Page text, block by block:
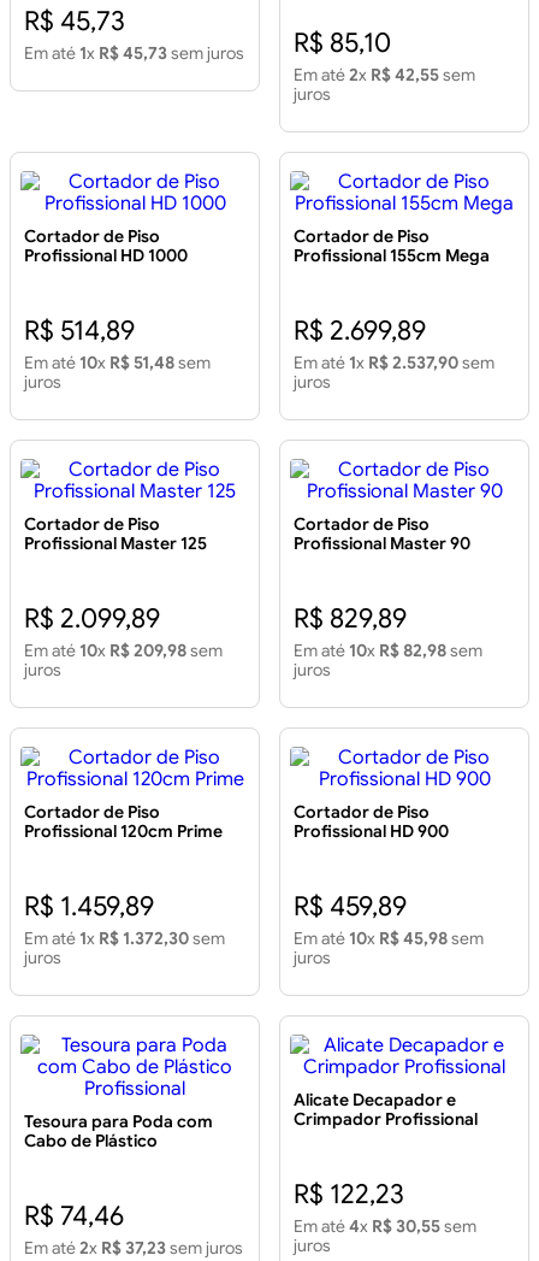
R$ 45,73
Em até 1x R$ 45,73sem juros R$ 85,10
Em até2x R$ 42,55sem
juros
Cortador de Piso
Profissional HD 1000
R$ 514,89
Em até 10x R$ 51,48sem
juros
Cortador de Piso
Profissional 155cm Mega
R$ 2.699,89
Em até 1x R$ 2.537,90sem
juros
Cortador de Piso
Profissional Master 125
R$ 2.099,89
Em até 10x R$ 209,98sem
juros
Cortador de Piso
Profissional Master 90
R$ 829,89
Em até 10x R$ 82,98sem
juros
Cortador de Piso
Profissional 120cm Prime
R$ 1.459,89
Em até 1x R$ 1.372,30sem
juros
Cortador de Piso
Profissional HD 900
R$ 459,89
Em até 10x R$ 45,98sem
juros
Tesoura para Poda com
Cabo de Plástico
R$ 74,46
Em até2x R$ 37,23sem juros
Alicate Decapador e
Crimpador Profissional
R$ 122,23
Em até4x R$ 30,55sem
juros